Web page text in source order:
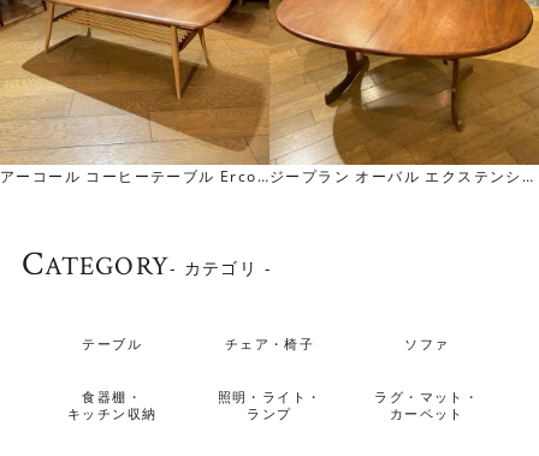
ステンショ タイルトップ コーヒー テーブル Til
Meredew Avalon
CATEGORY- カテゴリ -
テーブル チェア・椅子 ソファ
食器棚・
キッチン収納
照明・ライト・
ランプ
ラグ・マット・
カーペット